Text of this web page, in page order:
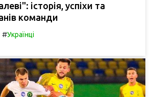
історія, успіхи та
команди
#Українці